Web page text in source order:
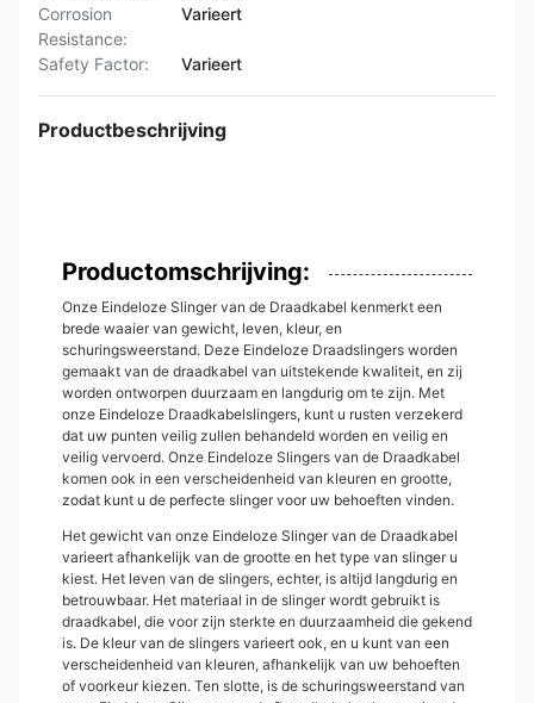
Corrosion
Resistance:
Varieert
Safety Factor: Varieert
Productbeschrijving
Productomschrijving:
Onze Eindeloze Slinger van de Draadkabel kenmerkt een
brede waaier van gewicht, leven, kleur, en
schuringsweerstand. Deze Eindeloze Draadslingers worden
gemaakt van de draadkabel van uitstekende kwaliteit, en zij
worden ontworpen duurzaam en langdurig om te zijn. Met
onze Eindeloze Draadkabelslingers, kunt u rusten verzekerd
dat uw punten veilig zullen behandeld worden en veilig en
veilig vervoerd. Onze Eindeloze Slingers van de Draadkabel
komen ook in een verscheidenheid van kleuren en grootte,
zodat kunt u de perfecte slinger voor uw behoeften vinden.
Het gewicht van onze Eindeloze Slinger van de Draadkabel
varieert afhankelijk van de grootte en het type van slinger u
kiest. Het leven van de slingers, echter, is altijd langdurig en
betrouwbaar. Het materiaal in de slinger wordt gebruikt is
draadkabel, die voor zijn sterkte en duurzaamheid die gekend
is. De kleur van de slingers varieert ook, en u kunt van een
verscheidenheid van kleuren, afhankelijk van uw behoeften
of voorkeur kiezen. Ten slotte, is de schuringsweerstand van